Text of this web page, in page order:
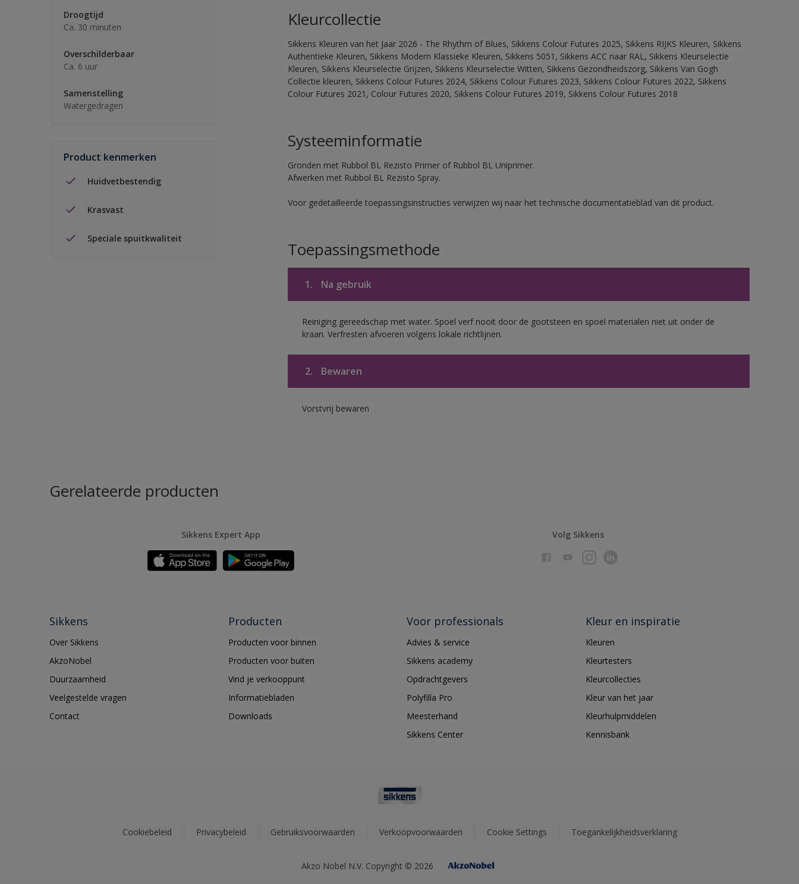
Droogtijd
Ca. 30 minuten
Overschilderbaar
Ca. 6 uur
Samenstelling
Watergedragen
Product kenmerken
Huidvetbestendig
Krasvast
Speciale spuitkwaliteit
Kleurcollectie
Sikkens Kleuren van het Jaar 2026 - The Rhythm of Blues, Sikkens Colour Futures 2025, Sikkens RIJKS Kleuren, Sikkens
Authentieke Kleuren, Sikkens Modern Klassieke Kleuren, Sikkens 5051, Sikkens ACC naar RAL, Sikkens Kleurselectie
Kleuren, Sikkens Kleurselectie Grijzen, Sikkens Kleurselectie Witten, Sikkens Gezondheidszorg, Sikkens Van Gogh
Collectie kleuren, Sikkens Colour Futures 2024, Sikkens Colour Futures 2023, Sikkens Colour Futures 2022, Sikkens
Colour Futures 2021, Colour Futures 2020, Sikkens Colour Futures 2019, Sikkens Colour Futures 2018
Systeeminformatie
Gronden met Rubbol BL Rezisto Primer of Rubbol BL Uniprimer.
Afwerken met Rubbol BL Rezisto Spray.
Voor gedetailleerde toepassingsinstructies verwijzen wij naar het technische documentatieblad van dit product.
Toepassingsmethode
1. Na gebruik
Reiniging gereedschap met water. Spoel verf nooit door de gootsteen en spoel materialen niet uit onder de
kraan. Verfresten afvoeren volgens lokale richtlijnen.
2. Bewaren
Vorstvrij bewaren
Gerelateerde producten
Sikkens Expert App Volg Sikkens
Sikkens
Over Sikkens
AkzoNobel
Duurzaamheid
Veelgestelde vragen
Contact
Producten
Producten voor binnen
Producten voor buiten
Vind je verkooppunt
Informatiebladen
Downloads
Voor professionals
Advies & service
Sikkens academy
Opdrachtgevers
Polyfilla Pro
Meesterhand
Sikkens Center
Kleur en inspiratie
Kleuren
Kleurtesters
Kleurcollecties
Kleur van het jaar
Kleurhulpmiddelen
Kennisbank
Cookiebeleid Privacybeleid Gebruiksvoorwaarden Verkoopvoorwaarden Cookie Settings Toegankelijkheidsverklaring
Akzo Nobel N.V. Copyright © 2026